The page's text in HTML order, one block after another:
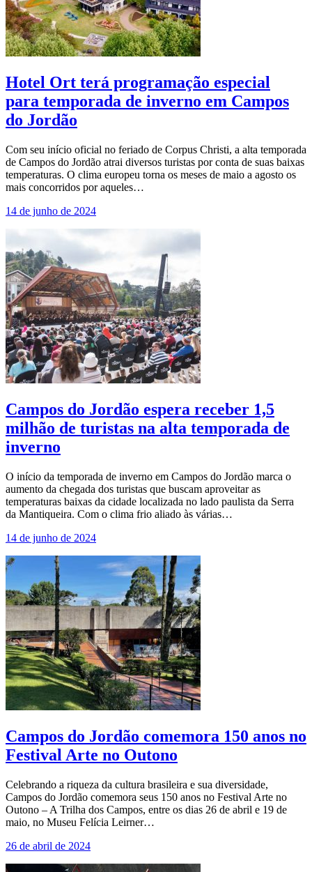
Hotel Ort terá programação especial
para temporada de inverno em Campos
do Jordão
Com seu início oficial no feriado de Corpus Christi, a alta temporada
de Campos do Jordão atrai diversos turistas por conta de suas baixas
temperaturas. O clima europeu torna os meses de maio a agosto os
mais concorridos por aqueles…
14 de junho de 2024
Campos do Jordão espera receber 1,5
milhão de turistas na alta temporada de
inverno
O início da temporada de inverno em Campos do Jordão marca o
aumento da chegada dos turistas que buscam aproveitar as
temperaturas baixas da cidade localizada no lado paulista da Serra
da Mantiqueira. Com o clima frio aliado às várias…
14 de junho de 2024
Campos do Jordão comemora 150 anos no
Festival Arte no Outono
Celebrando a riqueza da cultura brasileira e sua diversidade,
Campos do Jordão comemora seus 150 anos no Festival Arte no
Outono – A Trilha dos Campos, entre os dias 26 de abril e 19 de
maio, no Museu Felícia Leirner…
26 de abril de 2024